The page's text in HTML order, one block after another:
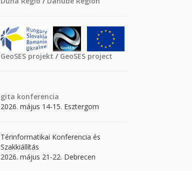
GeoSES projekt / GeoSES project
gita konferencia
2026. május 14-15. Esztergom
Térinformatikai Konferencia és
Szakkiállítás
2026. május 21-22. Debrecen